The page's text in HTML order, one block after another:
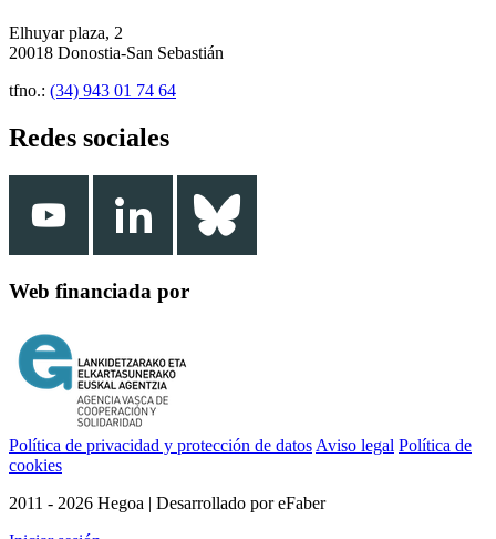
Elhuyar plaza, 2
20018 Donostia-San Sebastián
tfno.: (34) 943 01 74 64
Redes sociales
Web financiada por
Política de privacidad y protección de datos Aviso legal Política de
cookies
2011 - 2026 Hegoa | Desarrollado por eFaber